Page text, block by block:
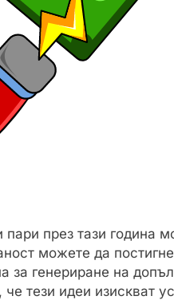
през тази година
можете да
за генериране на
тези идеи изискват